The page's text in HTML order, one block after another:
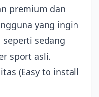
premium dan
yang ingin
sedang
sport asli.
(Easy to install